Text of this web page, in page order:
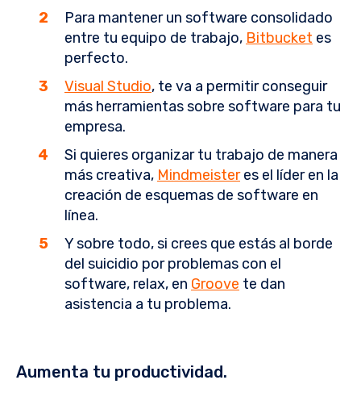
Para mantener un software consolidado
entre tu equipo de trabajo, Bitbucket es
perfecto.
Visual Studio, te va a permitir conseguir
más herramientas sobre software para tu
empresa.
Si quieres organizar tu trabajo de manera
más creativa, Mindmeisteres el líder en la
creación de esquemas de software en
línea.
Y sobre todo, si crees que estás al borde
del suicidio por problemas con el
software, relax, en Groove te dan
asistencia a tu problema.
Aumenta tu productividad.